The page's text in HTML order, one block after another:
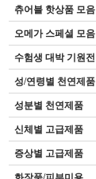
츄어블 핫상품 모음
오메가 스페셜 모음
수험생 대박 기원전
성/연령별 천연제품
성분별 천연제품
신체별 고급제품
증상별 고급제품